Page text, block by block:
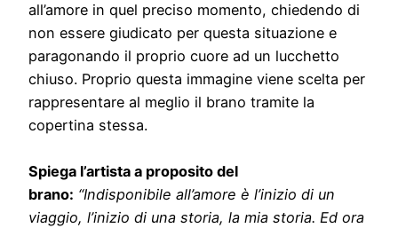
all’amore in quel preciso momento, chiedendo di
non essere giudicato per questa situazione e
paragonando il proprio cuore ad un lucchetto
chiuso. Proprio questa immagine viene scelta per
rappresentare al meglio il brano tramite la
copertina stessa.
Spiega l’artista a proposito del
brano: “Indisponibile all’amore è l’inizio di un
viaggio, l’inizio di una storia, la mia storia. Ed ora